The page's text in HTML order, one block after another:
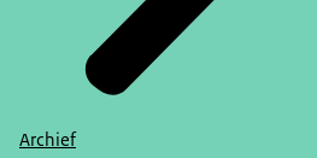
Archief